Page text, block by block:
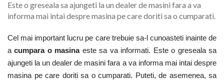
Este o greseala sa ajungeti la un dealer de masini fara a va
informa mai intai despre masina pe care doriti sa o cumparati.
Cel mai important lucru pe care trebuie sa-l cunoasteti inainte de
acumpara o masinaeste sa va informati. Este o greseala sa
ajungeti la un dealer de masini fara a va informa mai intai despre
masina pe care doriti sa o cumparati. Puteti, de asemenea, sa